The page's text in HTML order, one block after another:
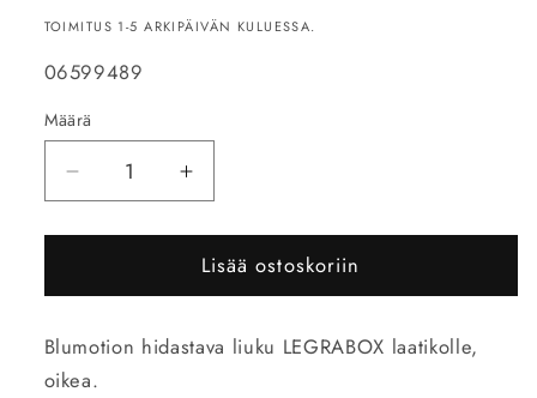
TOIMITUS 1-5 ARKIPÄIVÄN KULUESSA.
SKU-
06599489
Määrä
Vähennä
tuotteen
LEGRABOX
liuku
500mm
70kg
Lisää
tuotteen
LEGRABOX
Blumotion-
liuku
500mm
Lisää ostoskoriin
Blumotion hidastava liuku LEGRABOX laatikolle,
oikea.